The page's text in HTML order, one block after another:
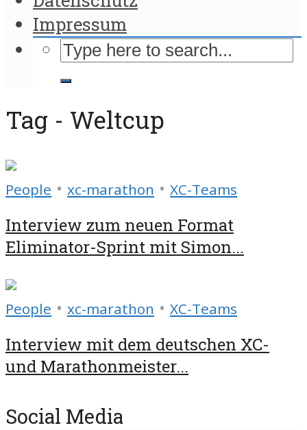
Impressum
Tag - Weltcup
People • xc-marathon • XC-Teams
Interview zum neuen Format
Eliminator-Sprint mit Simon...
People • xc-marathon • XC-Teams
Interview mit dem deutschen XC-
und Marathonmeister...
Social Media